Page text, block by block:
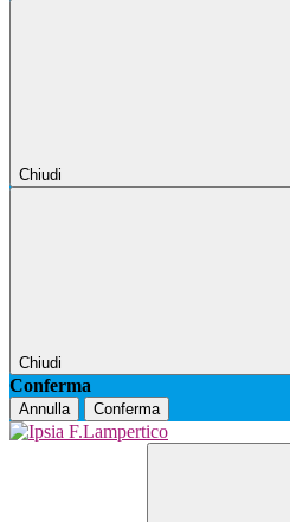
Chiudi
Chiudi
Conferma
Annulla Conferma